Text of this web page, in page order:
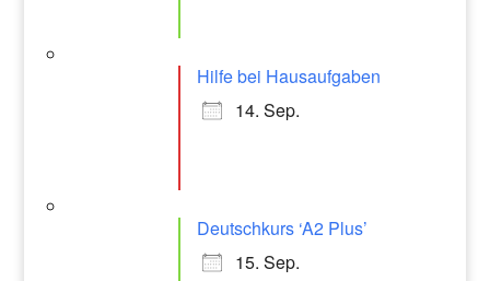
Hilfe bei Hausaufgaben
14. Sep.
Deutschkurs ‘A2 Plus’
15. Sep.